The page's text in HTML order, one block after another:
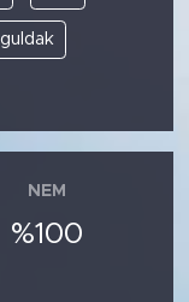
NEM
%100